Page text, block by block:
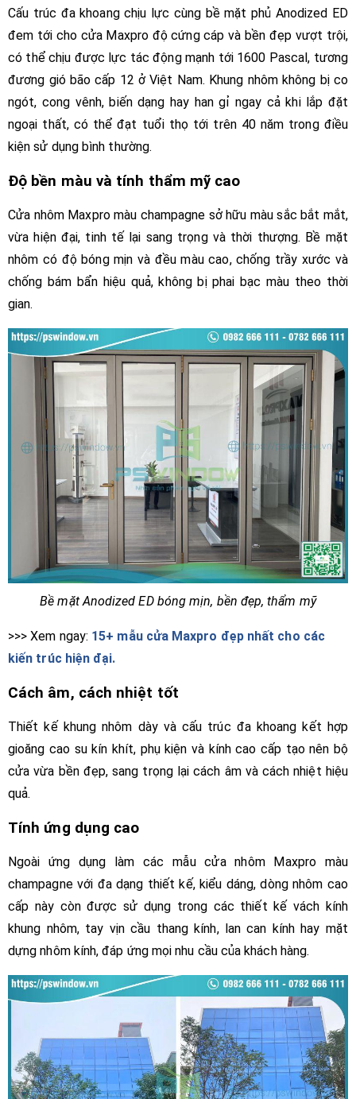
Cấu trúc đa khoang chịu lực cùng bề mặt phủ Anodized ED
đem tới cho cửa Maxpro độ cứng cáp và bền đẹp vượt trội,
có thể chịu được lực tác động mạnh tới 1600 Pascal, tương
đương gió bão cấp 12 ở Việt Nam. Khung nhôm không bị co
ngót, cong vênh, biến dạng hay han gỉ ngay cả khi lắp đặt
ngoại thất, có thể đạt tuổi thọ tới trên 40 năm trong điều
kiện sử dụng bình thường.
Độ bền màu và tính thẩm mỹ cao
Cửa nhôm Maxpro màu champagne sở hữu màu sắc bắt mắt,
vừa hiện đại, tinh tế lại sang trọng và thời thượng. Bề mặt
nhôm có độ bóng mịn và đều màu cao, chống trầy xước và
chống bám bẩn hiệu quả, không bị phai bạc màu theo thời
gian.
Bề mặt Anodized ED bóng mịn, bền đẹp, thẩm mỹ
>>> Xem ngay: 15+ mẫu cửa Maxpro đẹp nhất cho các
kiến trúc hiện đại.
Cách âm, cách nhiệt tốt
Thiết kế khung nhôm dày và cấu trúc đa khoang kết hợp
gioăng cao su kín khít, phụ kiện và kính cao cấp tạo nên bộ
cửa vừa bền đẹp, sang trọng lại cách âm và cách nhiệt hiệu
quả.
Tính ứng dụng cao
Ngoài ứng dụng làm các mẫu cửa nhôm Maxpro màu
champagne với đa dạng thiết kế, kiểu dáng, dòng nhôm cao
cấp này còn được sử dụng trong các thiết kế vách kính
khung nhôm, tay vịn cầu thang kính, lan can kính hay mặt
dựng nhôm kính, đáp ứng mọi nhu cầu của khách hàng.